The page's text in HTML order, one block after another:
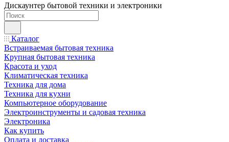
Дискаунтер бытовой техники и электроники
Каталог
Встраиваемая бытовая техника
Крупная бытовая техника
Красота и уход
Климатическая техника
Техника для дома
Техника для кухни
Компьютерное оборудование
Электроинструменты и садовая техника
Электроника
Как купить
Оплата и доставка